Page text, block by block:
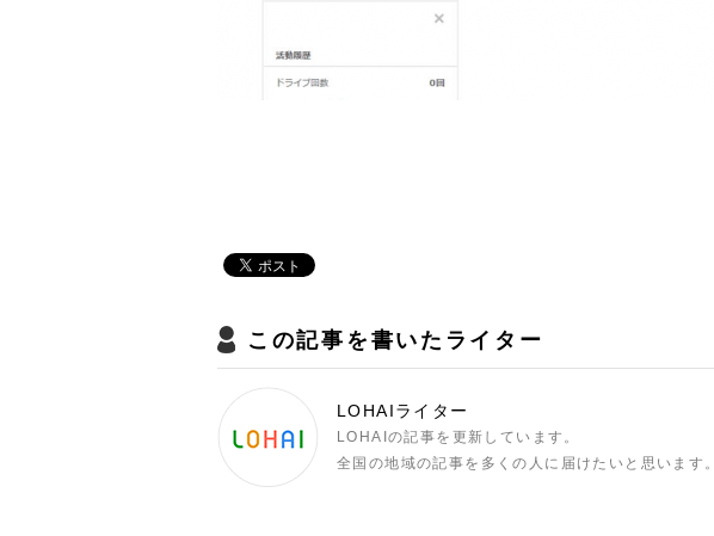
この記事を書いたライター
LOHAIライター
LOHAIの記事を更新しています。
全国の地域の記事を多くの人に届けたいと思います。